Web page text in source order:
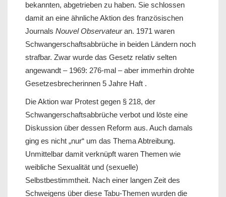
bekannten, abgetrieben zu haben. Sie schlossen
damit an eine ähnliche Aktion des französischen
Journals Nouvel Observateuran. 1971 waren
Schwangerschaftsabbrüche in beiden Ländern noch
strafbar. Zwar wurde das Gesetz relativ selten
angewandt – 1969: 276-mal – aber immerhin drohte
Gesetzesbrecherinnen 5 Jahre Haft .
Die Aktion war Protest gegen § 218, der
Schwangerschaftsabbrüche verbot und löste eine
Diskussion über dessen Reform aus. Auch damals
ging es nicht „nur“ um das Thema Abtreibung.
Unmittelbar damit verknüpft waren Themen wie
weibliche Sexualität und (sexuelle)
Selbstbestimmtheit. Nach einer langen Zeit des
Schweigens über diese Tabu-Themen wurden die